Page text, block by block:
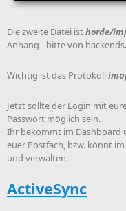
Die zweite Datei isthorde/
Anhang - bitte von
Wichtig ist das Protokoll
Jetzt sollte der Login mit
Passwort möglich sein.
Ihr bekommt im Dashboard
euer Postfach, bzw. könnt
und verwalten.
ActiveSync